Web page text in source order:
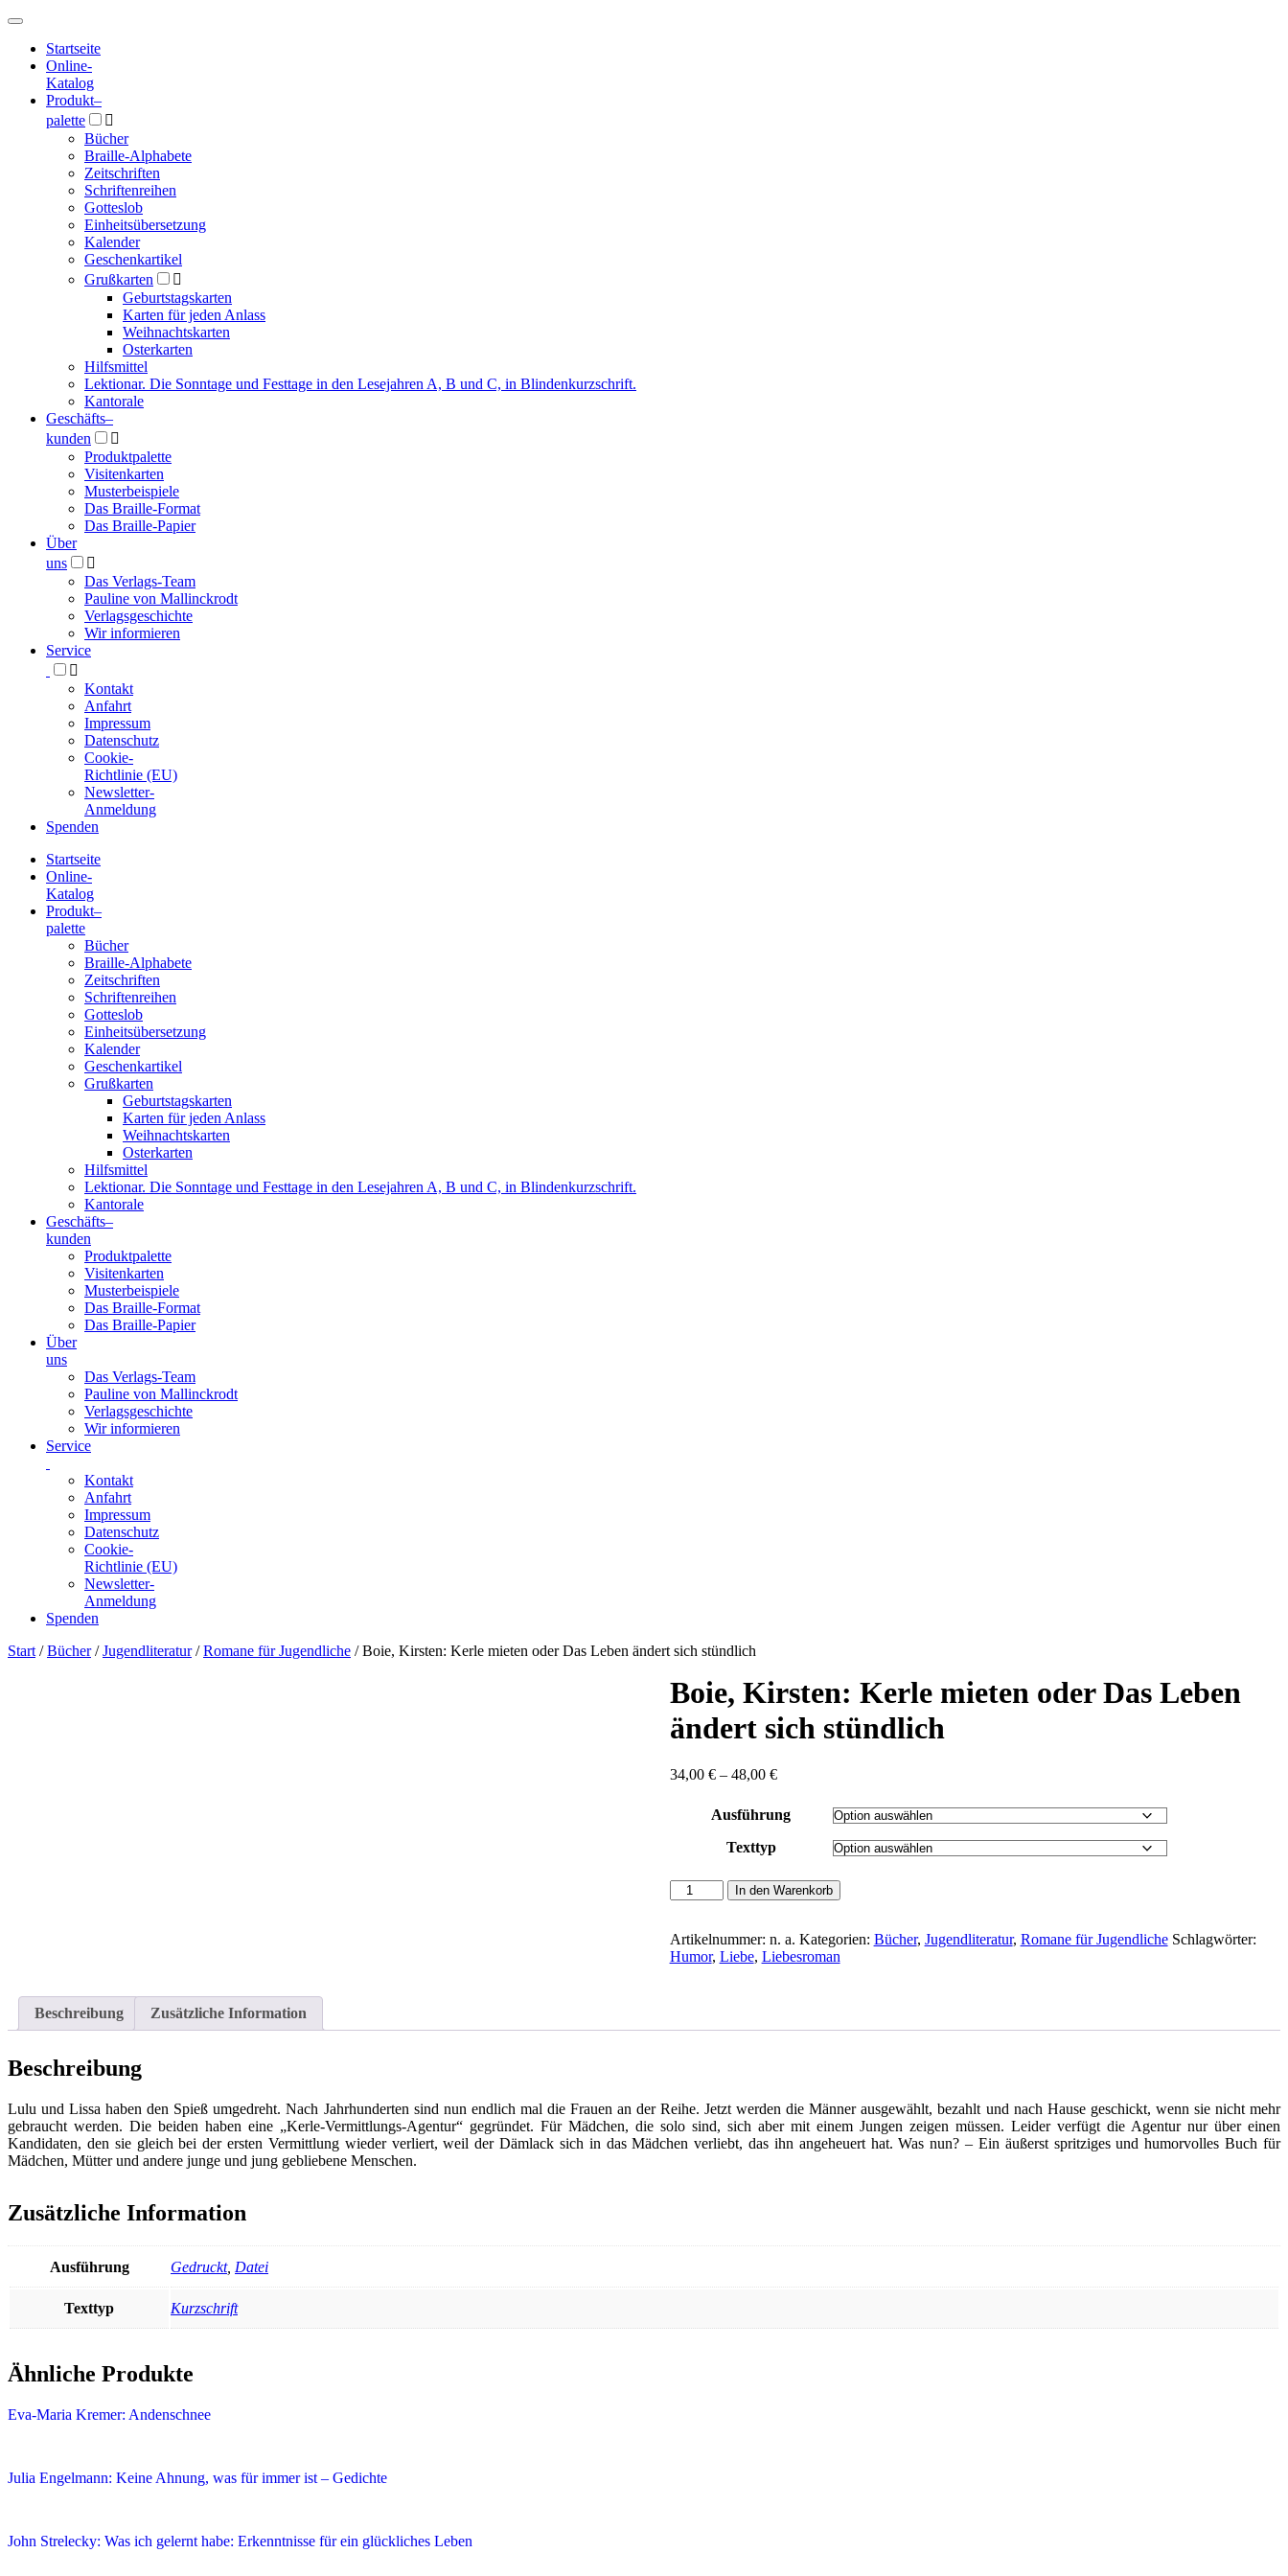
Hauptmenü
Hauptmenü
Startseite
Online-
Katalog
Produkt–
palette

Bücher
Braille-Alphabete
Zeitschriften
Schriftenreihen
Gotteslob
Einheitsübersetzung
Kalender
Geschenkartikel
Grußkarten

Geburtstagskarten
Karten für jeden Anlass
Weihnachtskarten
Osterkarten
Hilfsmittel
Lektionar. Die Sonntage und Festtage in den Lesejahren A, B und C, in Blindenkurzschrift.
Kantorale
Geschäfts­–
kunden

Produktpalette
Visitenkarten
Musterbeispiele
Das Braille-Format
Das Braille-Papier
Über
uns

Das Verlags-Team
Pauline von Mallinckrodt
Verlagsgeschichte
Wir informieren
Service

Kontakt
Anfahrt
Impressum
Datenschutz
Cookie-
Richtlinie (EU)
Newsletter-
Anmeldung
Spenden
Blindenschrift-
Verlag
Druckerei
gGmbH
Startseite
Online-
Katalog
Produkt–
palette
Bücher
Braille-Alphabete
Zeitschriften
Schriftenreihen
Gotteslob
Einheitsübersetzung
Kalender
Geschenkartikel
Grußkarten
Geburtstagskarten
Karten für jeden Anlass
Weihnachtskarten
Osterkarten
Hilfsmittel
Lektionar. Die Sonntage und Festtage in den Lesejahren A, B und C, in Blindenkurzschrift.
Kantorale
Geschäfts­–
kunden
Produktpalette
Visitenkarten
Musterbeispiele
Das Braille-Format
Das Braille-Papier
Über
uns
Das Verlags-Team
Pauline von Mallinckrodt
Verlagsgeschichte
Wir informieren
Service
Kontakt
Anfahrt
Impressum
Datenschutz
Cookie-
Richtlinie (EU)
Newsletter-
Anmeldung
Spenden
Skip
Start /Bücher/Jugendliteratur/Romane für Jugendliche / Boie, Kirsten: Kerle mieten oder Das Leben ändert sich stündlich
Boie, Kirsten: Kerle mieten oder Das Leben
ändert sich stündlich
34,00 € – 48,00 €Preisspanne:
bis
48,00 €
Ausführung
Texttyp
Boie,
Kirsten:
mieten
oder
sich
In den Warenkorb
Artikelnummer: n. a. Kategorien: Bücher, Jugendliteratur, Romane für Jugendliche Schlagwörter:
Humor, Liebe, Liebesroman
Beschreibung Zusätzliche Information
Beschreibung
Lulu und Lissa haben den Spieß umgedreht. Nach Jahrhunderten sind nun endlich mal die Frauen an der Reihe. Jetzt werden die Männer ausgewählt, bezahlt und nach Hause geschickt, wenn sie nicht mehr
gebraucht werden. Die beiden haben eine „Kerle-Vermittlungs-Agentur“ gegründet. Für Mädchen, die solo sind, sich aber mit einem Jungen zeigen müssen. Leider verfügt die Agentur nur über einen
Kandidaten, den sie gleich bei der ersten Vermittlung wieder verliert, weil der Dämlack sich in das Mädchen verliebt, das ihn angeheuert hat. Was nun? – Ein äußerst spritziges und humorvolles Buch für
Mädchen, Mütter und andere junge und jung gebliebene Menschen.
Zusätzliche Information
Ausführung Gedruckt, Datei
Texttyp Kurzschrift
Ähnliche Produkte
Eva-Maria Kremer: Andenschnee
Julia Engelmann: Keine Ahnung, was für immer ist – Gedichte
John Strelecky: Was ich gelernt habe: Erkenntnisse für ein glückliches Leben